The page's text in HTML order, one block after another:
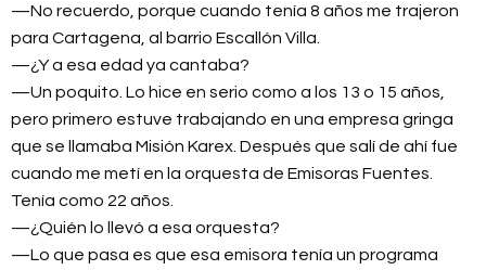
—No recuerdo, porque cuando tenía 8 años me trajeron
para Cartagena, al barrio Escallón Villa.
—¿Y a esa edad ya cantaba?
—Un poquito. Lo hice en serio como a los 13 o 15 años,
pero primero estuve trabajando en una empresa gringa
que se llamaba Misión Karex. Después que salí de ahí fue
cuando me metí en la orquesta de Emisoras Fuentes.
Tenía como 22 años.
—¿Quién lo llevó a esa orquesta?
—Lo que pasa es que esa emisora tenía un programa